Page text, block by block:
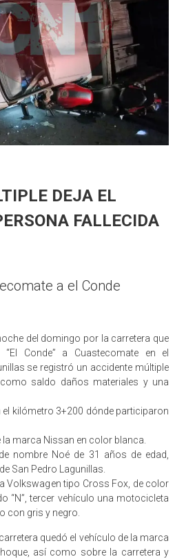
DEJA EL
FALLECIDA
a el Conde
del domingo por la carretera que
Conde” a Cuastecomate en el
se registró un accidente múltiple
saldo daños materiales y una
el kilómetro 3+200 dónde participaron
marca Nissan en color blanca.
nombre Noé de 31 años de edad,
San Pedro Lagunillas.
Volkswagen tipo Cross Fox, de color
“N”, tercer vehículo una motocicleta
con gris y negro.
quedó el vehículo de la marca
así como sobre la carretera y